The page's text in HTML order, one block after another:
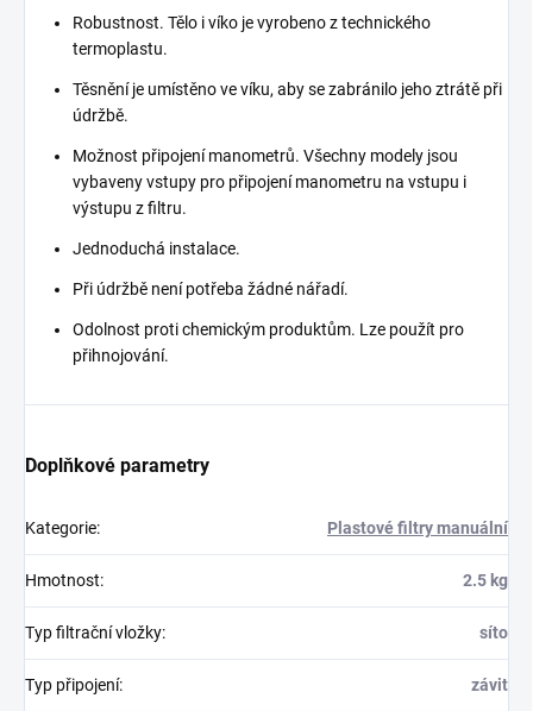
Robustnost. Tělo i víko je vyrobeno z technického
termoplastu.
Těsnění je umístěno ve víku, aby se zabránilo jeho ztrátě při
údržbě.
Možnost připojení manometrů. Všechny modely jsou
vybaveny vstupy pro připojení manometru na vstupu i
výstupu z filtru.
Jednoduchá instalace.
Při údržbě není potřeba žádné nářadí.
Odolnost proti chemickým produktům. Lze použít pro
přihnojování.
Doplňkové parametry
Kategorie: Plastové filtry manuální
Hmotnost: 2.5 kg
Typ filtrační vložky: síto
Typ připojení: závit